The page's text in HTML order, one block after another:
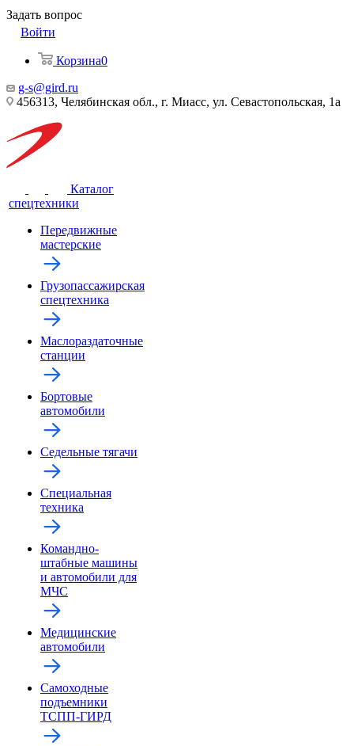
Задать вопрос
Войти
Корзина0
g-s@gird.ru
456313, Челябинская обл., г. Миасс, ул. Севастопольская, 1а
Каталог
спецтехники
Передвижные
мастерские
Грузопассажирская
спецтехника
Маслораздаточные
станции
Бортовые
автомобили
Седельные тягачи
Специальная
техника
Командно-
штабные машины
и автомобили для
МЧС
Медицинские
автомобили
Самоходные
подъемники
ТСПП-ГИРД